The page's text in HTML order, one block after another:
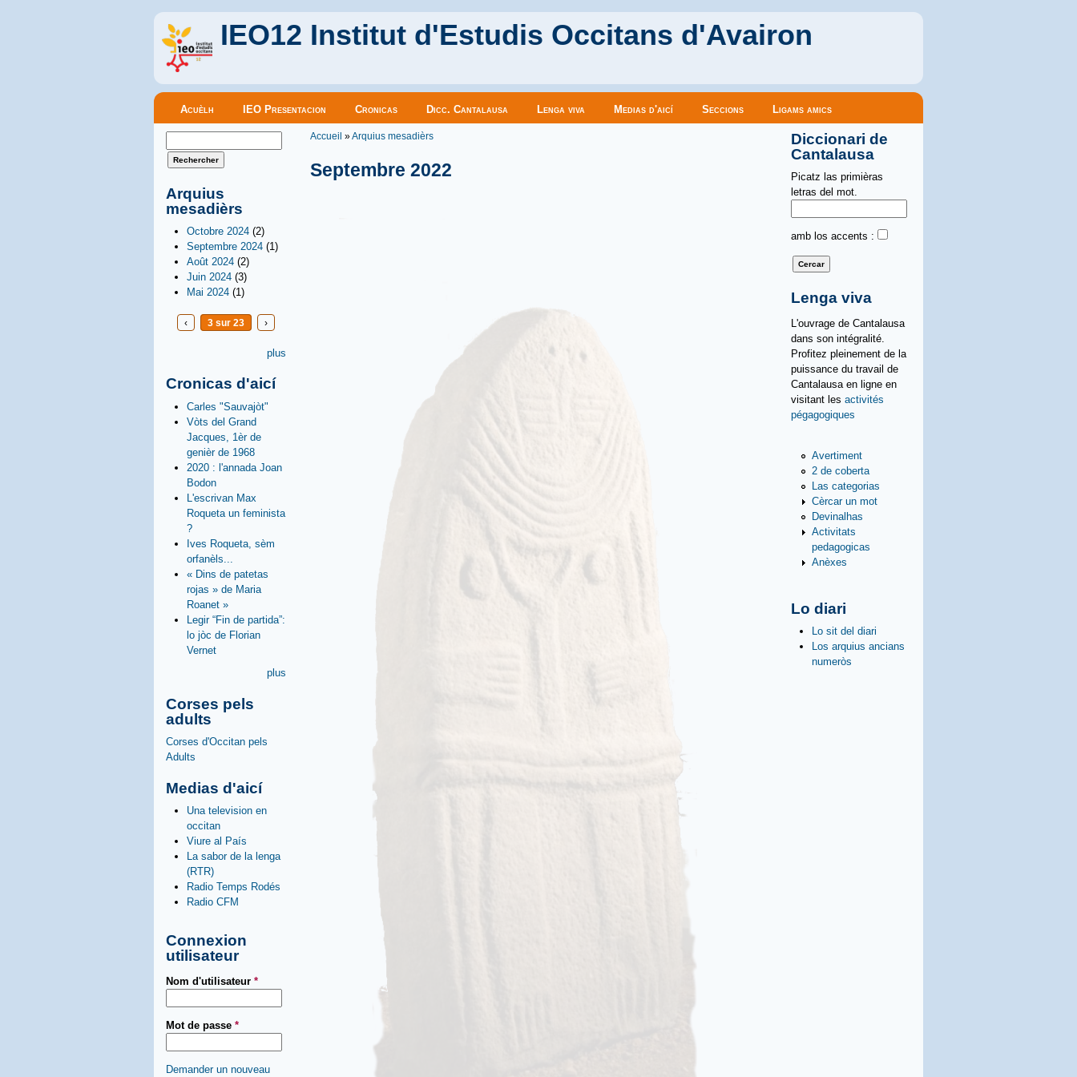
IEO12 Institut d'Estudis Occitans d'Avairon
Menu principal
Acuèlh IEO Presentacion Cronicas Dicc. Cantalausa Lenga viva Medias d'aicí Seccions Ligams amics
Formulaire de recherche
Arquius
mesadièrs
Octobre 2024 (2)
Septembre 2024 (1)
Août 2024 (2)
Juin 2024 (3)
Mai 2024 (1)
‹ 3 sur 23 ›
plus
Cronicas d'aicí
Carles "Sauvajòt"
Vòts del Grand
Jacques, 1èr de
genièr de 1968
2020 : l'annada Joan
Bodon
L'escrivan Max
Roqueta un feminista
?
Ives Roqueta, sèm
orfanèls...
« Dins de patetas
rojas » de Maria
Roanet »
Legir “Fin de partida”:
lo jòc de Florian
Vernet
plus
Corses pels
adults
Corses d'Occitan pels
Adults
Medias d'aicí
Una television en
occitan
Viure al País
La sabor de la lenga
(RTR)
Radio Temps Rodés
Radio CFM
Connexion
utilisateur
Nom d'utilisateur *
Mot de passe *
Demander un nouveau
Vous êtes ici
Accueil »Arquius mesadièrs
Septembre 2022
Diccionari de
Cantalausa
Picatz las primièras
letras del mot.
amb los accents :
Lenga viva
L'ouvrage de Cantalausa
dans son intégralité.
Profitez pleinement de la
puissance du travail de
Cantalausa en ligne en
visitant les activités
pégagogiques
Avertiment
2 de coberta
Las categorias
Cèrcar un mot
Devinalhas
Activitats
pedagogicas
Anèxes
Lo diari
Lo sit del diari
Los arquius ancians
numeròs